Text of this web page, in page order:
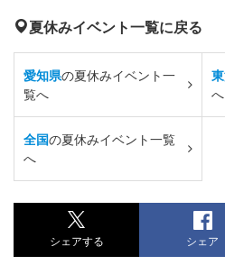
夏休みイベント一覧に戻る
愛知県の夏休みイベント一
覧へ
へ
全国の夏休みイベント一覧
へ
シェアする シェア